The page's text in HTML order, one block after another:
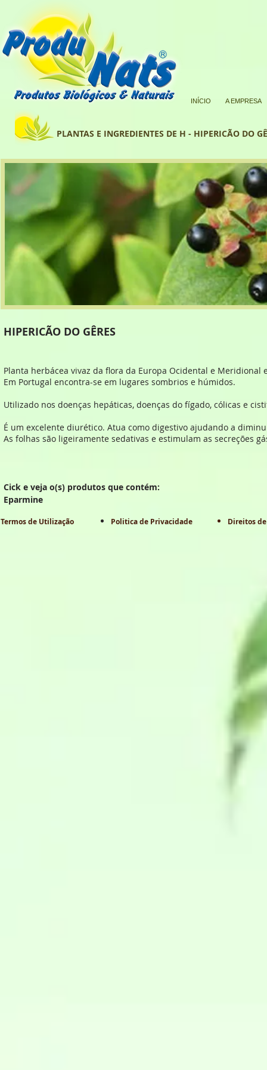
PLANTAS E INGREDIENTES DE H - HIPERICÃO DO
INÍCIO A EMPRESA
HIPERICÃO DO GÊRES
Planta herbácea vivaz da flora da Europa Ocidental e Meridional
Em Portugal encontra-se em lugares sombrios e húmidos.
Utilizado nos doenças hepáticas, doenças do fígado, cólicas e
É um excelente diurético. Atua como digestivo ajudando a
As folhas são ligeiramente sedativas e estimulam as secreções
Cick e veja o(s) produtos que contém:
Eparmine
Termos de Utilização Politica de Privacidade Direitos